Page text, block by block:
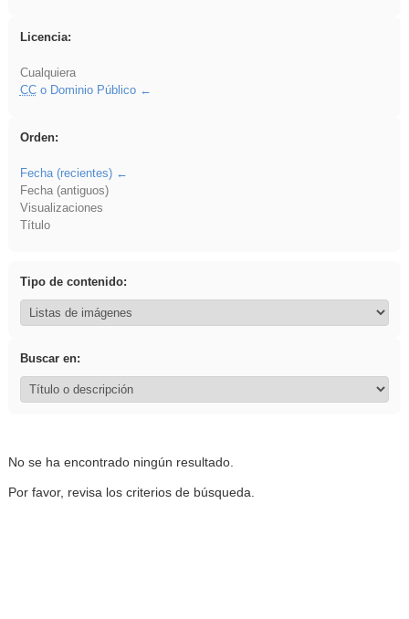
Licencia:
Cualquiera
CCo Dominio Público
Orden:
Fecha (recientes)
Fecha (antiguos)
Visualizaciones
Título
Tipo de contenido:
Buscar en:
No se ha encontrado ningún resultado.
Por favor, revisa los criterios de búsqueda.